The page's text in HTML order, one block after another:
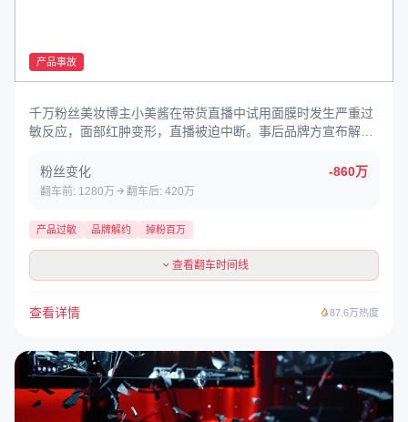
产品事故
千万粉丝美妆博主小美酱在带货直播中试用面膜时发生严重过
敏反应，面部红肿变形，直播被迫中断。事后品牌方宣布解
粉丝变化
-860万
翻车前: 1280万 翻车后: 420万
产品过敏 品牌解约 掉粉百万
查看翻车时间线
查看详情 87.6万热度